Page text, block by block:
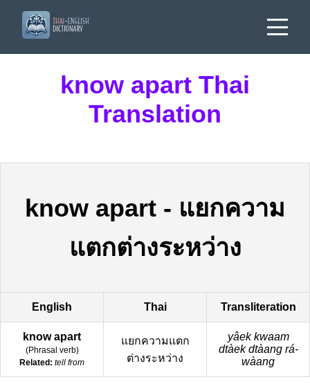
know apart Thai
Translation
know apart - แยกความ
แตกต่างระหว่าง
English Thai Transliteration
know apart
(Phrasal verb)
Related: tell from
แยกความแตก
ต่างระหว่าง
yâek kwaam
dtàek dtàang rá-
wàang